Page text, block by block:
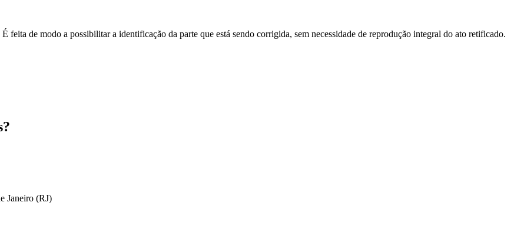
feita de modo a possibilitar a identificação da parte que está sendo corrigida, sem necessidade de reprodução integral do ato retificado.
Janeiro (RJ)